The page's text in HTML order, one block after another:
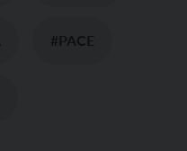
#PACE